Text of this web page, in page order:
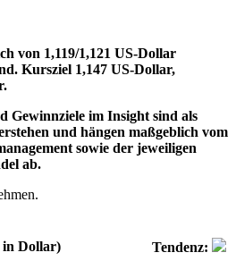
von 1,119/1,121 US-Dollar
Kursziel 1,147 US-Dollar,
Gewinnziele im Insight sind als
und hängen maßgeblich vom
sowie der jeweiligen
ab.
in Dollar) Tendenz: